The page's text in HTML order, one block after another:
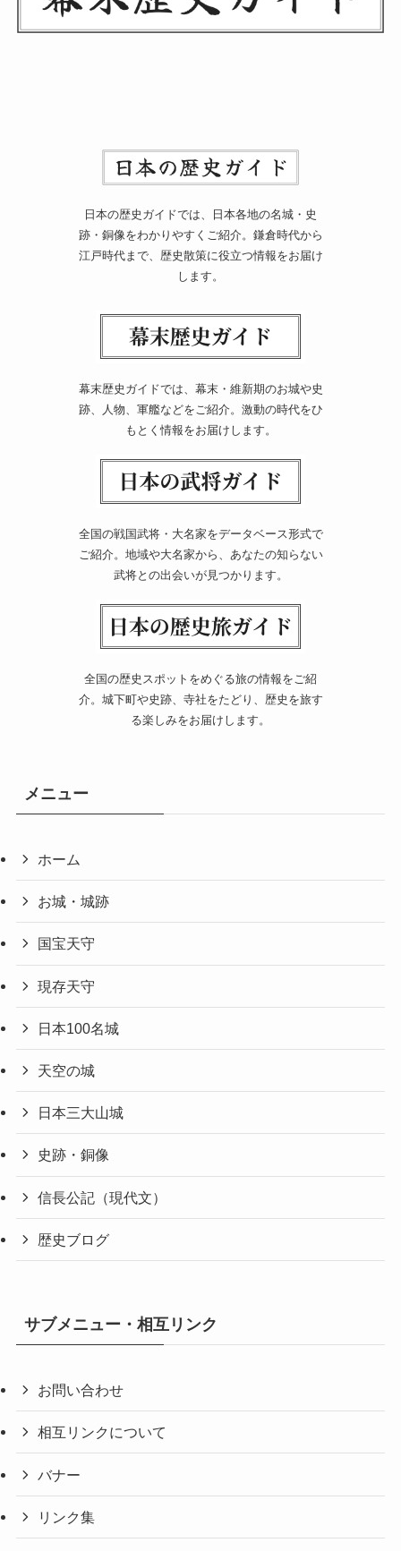
日本の歴史ガイドでは、日本各地の名城・史
跡・銅像をわかりやすくご紹介。鎌倉時代から
江戸時代まで、歴史散策に役立つ情報をお届け
します。
幕末歴史ガイドでは、幕末・維新期のお城や史
跡、人物、軍艦などをご紹介。激動の時代をひ
もとく情報をお届けします。
全国の戦国武将・大名家をデータベース形式で
ご紹介。地域や大名家から、あなたの知らない
武将との出会いが見つかります。
全国の歴史スポットをめぐる旅の情報をご紹
介。城下町や史跡、寺社をたどり、歴史を旅す
る楽しみをお届けします。
メニュー
ホーム
お城・城跡
国宝天守
現存天守
日本100名城
天空の城
日本三大山城
史跡・銅像
信長公記（現代文）
歴史ブログ
サブメニュー・相互リンク
お問い合わせ
相互リンクについて
バナー
リンク集